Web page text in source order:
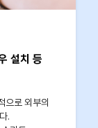
설치 등
으로 외부의
.